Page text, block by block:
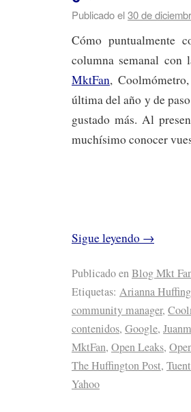
Publicado el30 de
Cómo puntualmente
columna semanal con
MktFan,
última del año y de
gustado más. Al
muchísimo conocer
Sigue leyendo →
Publicado enBlog Mkt
Etiquetas: Arianna
community manager,
contenidos, Google,
MktFan, Open Leaks,
The Huffington Post,
Yahoo